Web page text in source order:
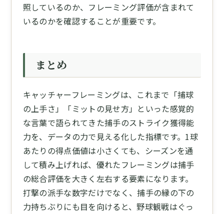
照しているのか、フレーミング評価が含まれて
いるのかを確認することが重要です。
まとめ
キャッチャーフレーミングは、これまで「捕球
の上手さ」「ミットの見せ方」といった感覚的
な言葉で語られてきた捕手のストライク獲得能
力を、データの力で見える化した指標です。1球
あたりの得点価値は小さくても、シーズンを通
して積み上げれば、優れたフレーミングは捕手
の総合評価を大きく左右する要素になります。
打撃の派手な数字だけでなく、捕手の縁の下の
力持ちぶりにも目を向けると、野球観戦はぐっ